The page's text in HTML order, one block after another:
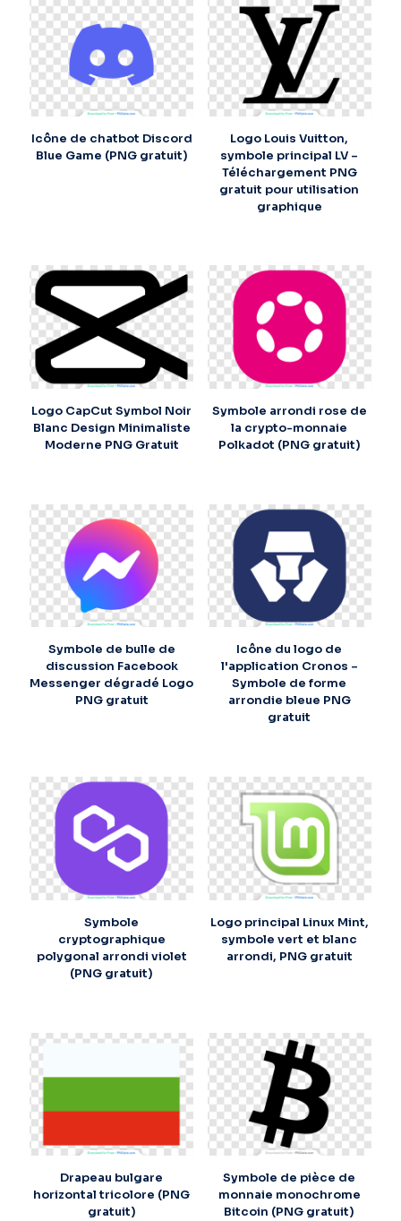
Icône de chatbot Discord
Blue Game (PNG gratuit)
Logo Louis Vuitton,
symbole principal LV –
Téléchargement PNG
gratuit pour utilisation
graphique
Logo CapCut Symbol Noir
Blanc Design Minimaliste
Moderne PNG Gratuit
Symbole arrondi rose de
la crypto-monnaie
Polkadot (PNG gratuit)
Symbole de bulle de
discussion Facebook
Messenger dégradé Logo
PNG gratuit
Icône du logo de
l'application Cronos –
Symbole de forme
arrondie bleue PNG
gratuit
Symbole
cryptographique
polygonal arrondi violet
(PNG gratuit)
Logo principal Linux Mint,
symbole vert et blanc
arrondi, PNG gratuit
Drapeau bulgare
horizontal tricolore (PNG
gratuit)
Symbole de pièce de
monnaie monochrome
Bitcoin (PNG gratuit)